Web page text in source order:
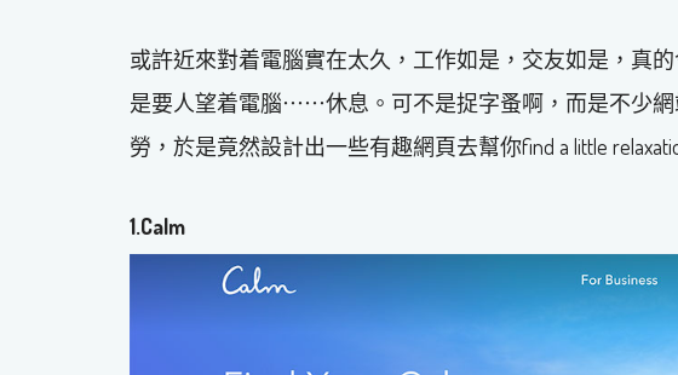
或許近來對着電腦實在太久，工作如是，交友如是，真
是要人望着電腦⋯⋯休息。可不是捉字蚤啊，而是不少
勞，於是竟然設計出一些有趣網頁去幫你find a little
1.Calm